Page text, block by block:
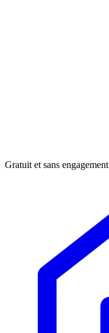
Gratuit et sans engagement